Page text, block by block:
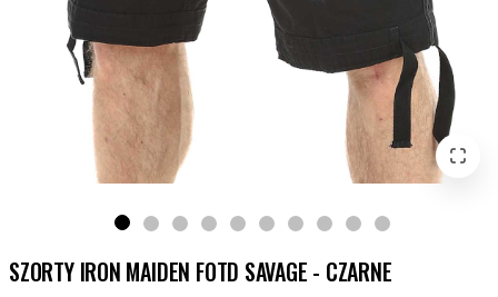
SZORTY IRON MAIDEN FOTD SAVAGE - CZARNE